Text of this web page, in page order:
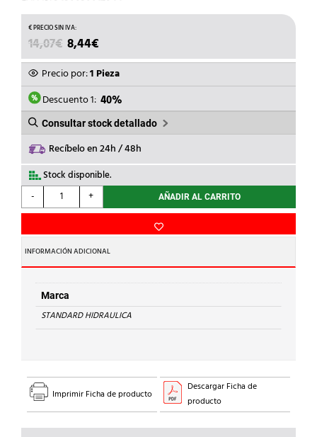
14,07€ EL
PRECIO
ORIGINAL
ERA:
14,07€.
8,44€
PRECIO
ACTUAL
ES:
8,44€.
Precio por:1 Pieza
Descuento 1: 40%
Consultar stock detallado
Recíbelo en 24h / 48h
Stock disponible.
-
STANDARD
HIDRAULICA
CODO
90
H-
H
90
Cu
35
+ AÑADIR AL CARRITO
INFORMACIÓN ADICIONAL
Marca
STANDARD HIDRAULICA
Imprimir Ficha de producto
Descargar Ficha de
producto